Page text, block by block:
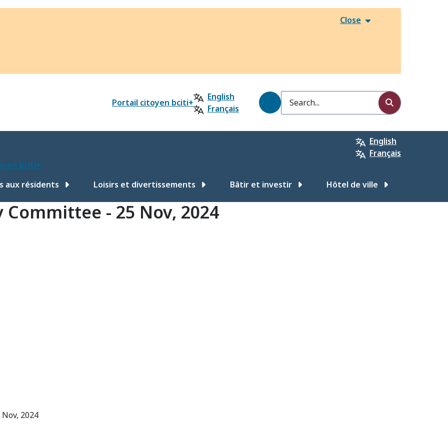
Close
Portail citoyen bciti+
English
Français
Search
English
Français
bciti+
aux résidents Loisirs et divertissements Bâtir et investir Hôtel de ville
- 25 Nov, 2024
2024